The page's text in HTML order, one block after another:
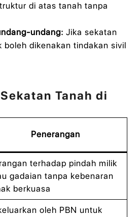
di atas tanah tanpa
undang: Jika sekatan
boleh dikenakan tindakan sivil
Tanah di
Penerangan
terhadap pindah milik
gadaian tanpa kebenaran
berkuasa
oleh PBN untuk